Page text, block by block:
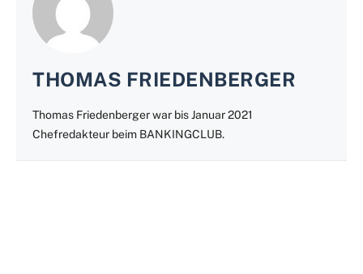
THOMAS FRIEDENBERGER
Thomas Friedenberger war bis Januar 2021
Chefredakteur beim BANKINGCLUB.